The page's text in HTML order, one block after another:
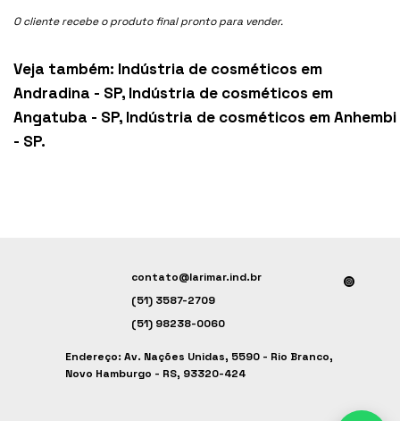
O cliente recebe o produto final pronto para vender.
Veja também: Indústria de cosméticos em
Andradina - SP, Indústria de cosméticos em
Angatuba - SP, Indústria de cosméticos em Anhembi
- SP.
contato@larimar.ind.br
(51) 3587-2709
(51) 98238-0060
Endereço: Av. Nações Unidas, 5590 - Rio Branco,
Novo Hamburgo - RS, 93320-424